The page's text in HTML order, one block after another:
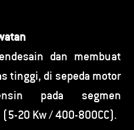
dan membuat
tinggi, di sepeda motor
pada segmen
20 Kw / 400-800CC).